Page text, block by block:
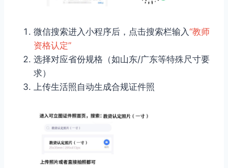
微信搜索进入小程序后，点击搜索栏输入 “教师
资格认定”
选择对应省份规格（如山东/广东等特殊尺寸要
求）
上传生活照自动生成合规证件照